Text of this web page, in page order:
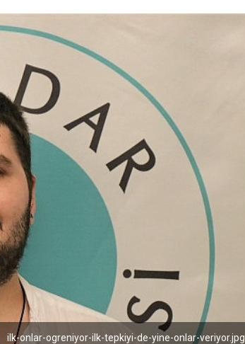
ilk-onlar-ogreniyor-ilk-tepkiyi-de-yine-onlar-veriyor.jpg